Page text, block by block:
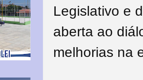
Legislativo e
aberta ao
melhorias na